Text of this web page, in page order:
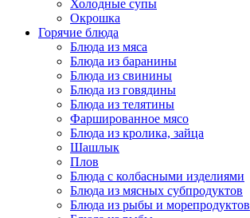
Холодные супы
Окрошка
Горячие блюда
Блюда из мяса
Блюда из баранины
Блюда из свинины
Блюда из говядины
Блюда из телятины
Фаршированное мясо
Блюда из кролика, зайца
Шашлык
Плов
Блюда с колбасными изделиями
Блюда из мясных субпродуктов
Блюда из рыбы и морепродуктов